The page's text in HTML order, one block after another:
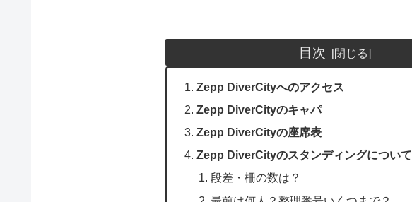
目次
Zepp DiverCityへのアクセス
Zepp DiverCityのキャパ
Zepp DiverCityの座席表
Zepp DiverCityのスタンディングについて
段差・柵の数は？